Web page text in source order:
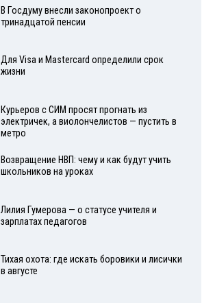
В Госдуму внесли законопроект о
тринадцатой пенсии
Для Visа и Mastercard определили срок
жизни
Курьеров с СИМ просят прогнать из
электричек, а виолончелистов — пустить в
метро
Возвращение НВП: чему и как будут учить
школьников на уроках
Лилия Гумерова — о статусе учителя и
зарплатах педагогов
Тихая охота: где искать боровики и лисички
в августе